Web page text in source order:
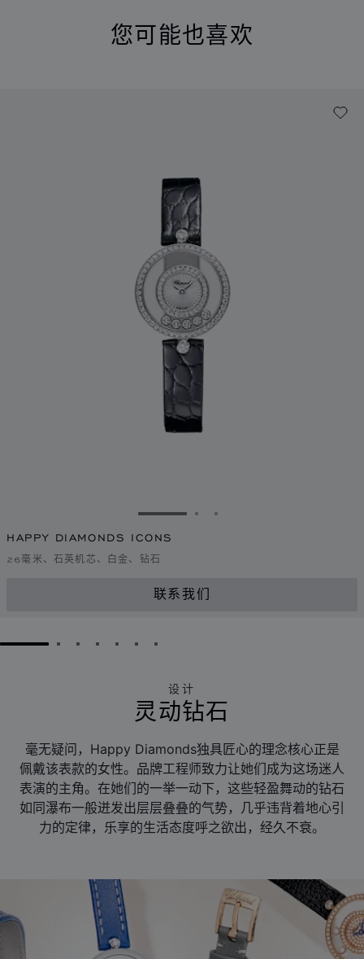
您可能也喜欢
转到幻灯片 1转到幻灯片 2
转到幻灯片 3
HAPPY DIAMONDS ICONS
26毫米、石英机芯、白金、钻石
联系我们
GO TO SLIDE 1GO TO SLIDE 2
GO TO SLIDE 3
GO TO SLIDE 4
GO TO SLIDE 5
GO TO SLIDE 6
GO TO SLIDE 7
设计
灵动钻石
毫无疑问，Happy Diamonds独具匠心的理念核心正是
佩戴该表款的女性。品牌工程师致力让她们成为这场迷人
表演的主角。在她们的一举一动下，这些轻盈舞动的钻石
如同瀑布一般迸发出层层叠叠的气势，几乎违背着地心引
力的定律，乐享的生活态度呼之欲出，经久不衰。